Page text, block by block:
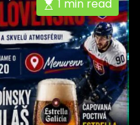
1 min read